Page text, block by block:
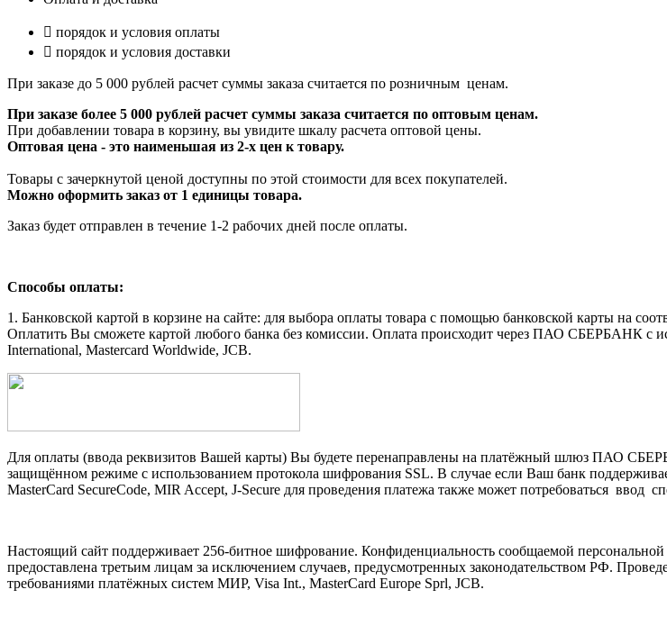
 порядок и условия оплаты
 порядок и условия доставки
При заказе до 5 000 рублей расчет суммы заказа считается по розничным ценам.
При заказе более 5 000 рублей расчет суммы заказа считается по оптовым ценам.
При добавлении товара в корзину, вы увидите шкалу расчета оптовой цены.
Оптовая цена - это наименьшая из 2-х цен к товару.
Товары с зачеркнутой ценой доступны по этой стоимости для всех покупателей.
Можно оформить заказ от 1 единицы товара.
Заказ будет отправлен в течение 1-2 рабочих дней после оплаты.
Способы оплаты:
1. Банковской картой в корзине на сайте: для выбора оплаты товара с помощью банковской карты на
Оплатить Вы сможете картой любого банка без комиссии. Оплата происходит через ПАО СБЕРБАНК с
International, Mastercard Worldwide, JCB.
Для оплаты (ввода реквизитов Вашей карты) Вы будете перенаправлены на платёжный шлюз ПАО
защищённом режиме с использованием протокола шифрования SSL. В случае если Ваш банк
MasterCard SecureCode, MIR Accept, J-Secure для проведения платежа также может потребоваться ввод
Настоящий сайт поддерживает 256-битное шифрование. Конфиденциальность сообщаемой
предоставлена третьим лицам за исключением случаев, предусмотренных законодательством РФ.
требованиями платёжных систем МИР, Visa Int., MasterCard Europe Sprl, JCB.